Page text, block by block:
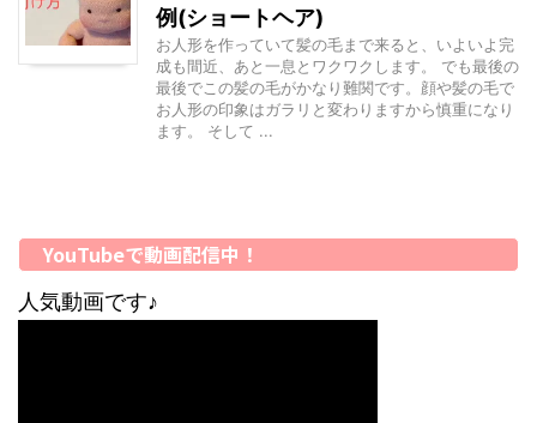
例(ショートヘア)
お人形を作っていて髪の毛まで来ると、いよいよ完
成も間近、あと一息とワクワクします。 でも最後の
最後でこの髪の毛がかなり難関です。顔や髪の毛で
お人形の印象はガラリと変わりますから慎重になり
ます。 そして ...
YouTubeで動画配信中！
人気動画です♪